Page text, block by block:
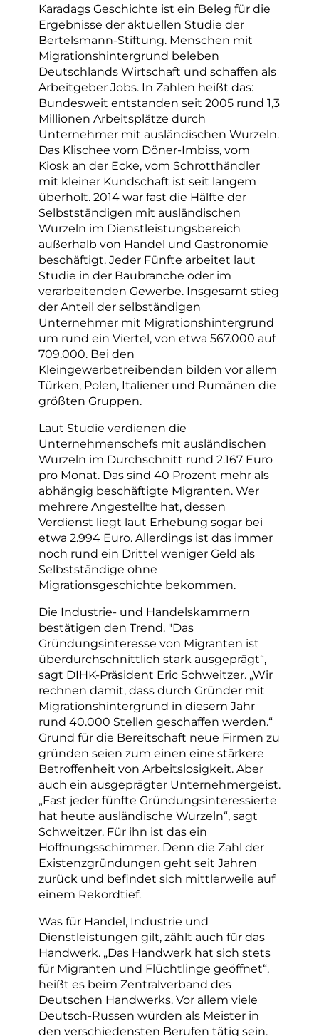
Karadags Geschichte ist ein Beleg für die
Ergebnisse der aktuellen Studie der
Bertelsmann-Stiftung. Menschen mit
Migrationshintergrund beleben
Deutschlands Wirtschaft und schaffen als
Arbeitgeber Jobs. In Zahlen heißt das:
Bundesweit entstanden seit 2005 rund 1,3
Millionen Arbeitsplätze durch
Unternehmer mit ausländischen Wurzeln.
Das Klischee vom Döner-Imbiss, vom
Kiosk an der Ecke, vom Schrotthändler
mit kleiner Kundschaft ist seit langem
überholt. 2014 war fast die Hälfte der
Selbstständigen mit ausländischen
Wurzeln im Dienstleistungsbereich
außerhalb von Handel und Gastronomie
beschäftigt. Jeder Fünfte arbeitet laut
Studie in der Baubranche oder im
verarbeitenden Gewerbe. Insgesamt stieg
der Anteil der selbständigen
Unternehmer mit Migrationshintergrund
um rund ein Viertel, von etwa 567.000 auf
709.000. Bei den
Kleingewerbetreibenden bilden vor allem
Türken, Polen, Italiener und Rumänen die
größten Gruppen.
Laut Studie verdienen die
Unternehmenschefs mit ausländischen
Wurzeln im Durchschnitt rund 2.167 Euro
pro Monat. Das sind 40 Prozent mehr als
abhängig beschäftigte Migranten. Wer
mehrere Angestellte hat, dessen
Verdienst liegt laut Erhebung sogar bei
etwa 2.994 Euro. Allerdings ist das immer
noch rund ein Drittel weniger Geld als
Selbstständige ohne
Migrationsgeschichte bekommen.
Die Industrie- und Handelskammern
bestätigen den Trend. "Das
Gründungsinteresse von Migranten ist
überdurchschnittlich stark ausgeprägt“,
sagt DIHK-Präsident Eric Schweitzer. „Wir
rechnen damit, dass durch Gründer mit
Migrationshintergrund in diesem Jahr
rund 40.000 Stellen geschaffen werden.“
Grund für die Bereitschaft neue Firmen zu
gründen seien zum einen eine stärkere
Betroffenheit von Arbeitslosigkeit. Aber
auch ein ausgeprägter Unternehmergeist.
„Fast jeder fünfte Gründungsinteressierte
hat heute ausländische Wurzeln“, sagt
Schweitzer. Für ihn ist das ein
Hoffnungsschimmer. Denn die Zahl der
Existenzgründungen geht seit Jahren
zurück und befindet sich mittlerweile auf
einem Rekordtief.
Was für Handel, Industrie und
Dienstleistungen gilt, zählt auch für das
Handwerk. „Das Handwerk hat sich stets
für Migranten und Flüchtlinge geöffnet“,
heißt es beim Zentralverband des
Deutschen Handwerks. Vor allem viele
Deutsch-Russen würden als Meister in
den verschiedensten Berufen tätig sein.